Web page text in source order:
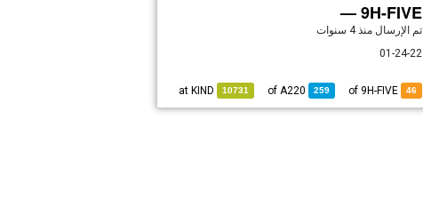
9H-FIVE —
تم الإرسال منذ 4 سنوات
01-24-22
46
259
A220
10731
KIND